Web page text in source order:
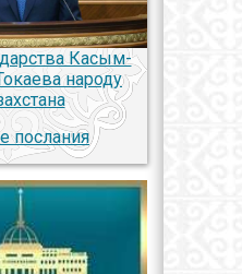
Касым-
народу
послания